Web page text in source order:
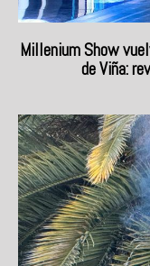
Millenium Show
de Viña: